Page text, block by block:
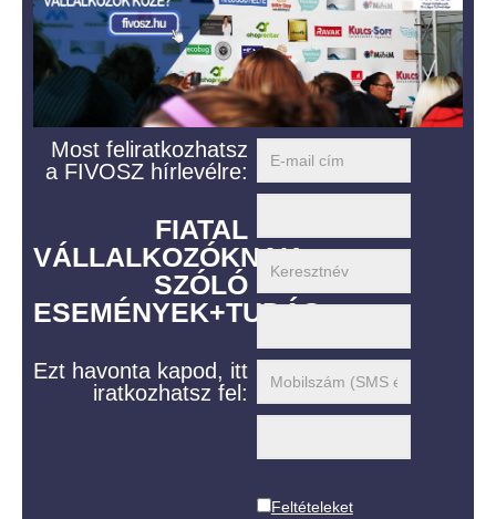
Most feliratkozhatsz
a FIVOSZ hírlevélre:
FIATAL
VÁLLALKOZÓKNAK
SZÓLÓ
ESEMÉNYEK+TUDÁS
Ezt havonta kapod, itt
iratkozhatsz fel:
Feltételeket